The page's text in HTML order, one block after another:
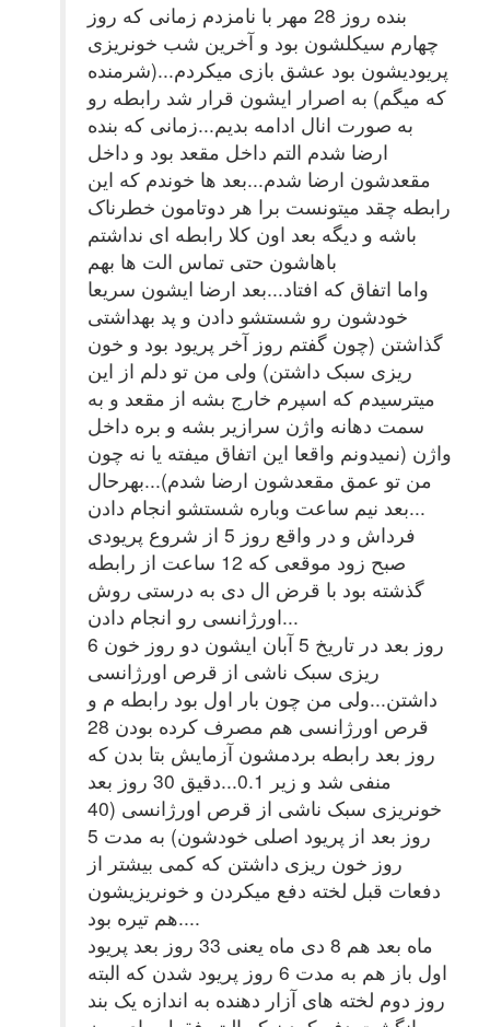
بنده روز 28 مهر با نامزدم زمانی که روز
چهارم سیکلشون بود و آخرین شب خونریزی
پریودیشون بود عشق بازی میکردم...(شرمنده
که میگم) به اصرار ایشون قرار شد رابطه رو
به صورت انال ادامه بدیم...زمانی که بنده
ارضا شدم التم داخل مقعد بود و داخل
مقعدشون ارضا شدم...بعد ها خوندم که این
رابطه چقد میتونست برا هر دوتامون خطرناک
باشه و دیگه بعد اون کلا رابطه ای نداشتم
باهاشون حتی تماس الت ها بهم
واما اتفاق که افتاد...بعد ارضا ایشون سریعا
خودشون رو شستشو دادن و پد بهداشتی
گذاشتن (چون گفتم روز آخر پریود بود و خون
ریزی سبک داشتن) ولی من تو دلم از این
میترسیدم که اسپرم خارج بشه از مقعد و به
سمت دهانه واژن سرازیر بشه و بره داخل
واژن (نمیدونم واقعا این اتفاق میفته یا نه چون
من تو عمق مقعدشون ارضا شدم)...بهرحال
بعد نیم ساعت وباره شستشو انجام دادن...
فرداش و در واقع روز 5 از شروع پریودی
صبح زود موقعی که 12 ساعت از رابطه
گذشته بود با قرض ال دی به درستی روش
اورژانسی رو انجام دادن...
6 روز بعد در تاریخ 5 آبان ایشون دو روز خون
ریزی سبک ناشی از قرص اورژانسی
داشتن...ولی من چون بار اول بود رابطه م و
قرص اورژانسی هم مصرف کرده بودن 28
روز بعد رابطه بردمشون آزمایش بتا بدن که
منفی شد و زیر 0.1...دقیق 30 روز بعد
خونریزی سبک ناشی از قرص اورژانسی (40
روز بعد از پریود اصلی خودشون) به مدت 5
روز خون ریزی داشتن که کمی بیشتر از
دفعات قبل لخته دفع میکردن و خونریزیشون
هم تیره بود....
ماه بعد هم 8 دی ماه یعنی 33 روز بعد پریود
اول باز هم به مدت 6 روز پریود شدن که البته
روز دوم لخته های آزار دهنده به اندازه یک بند